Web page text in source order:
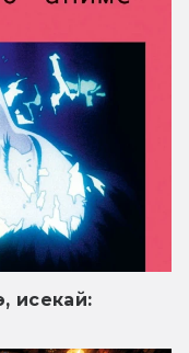
исекай: